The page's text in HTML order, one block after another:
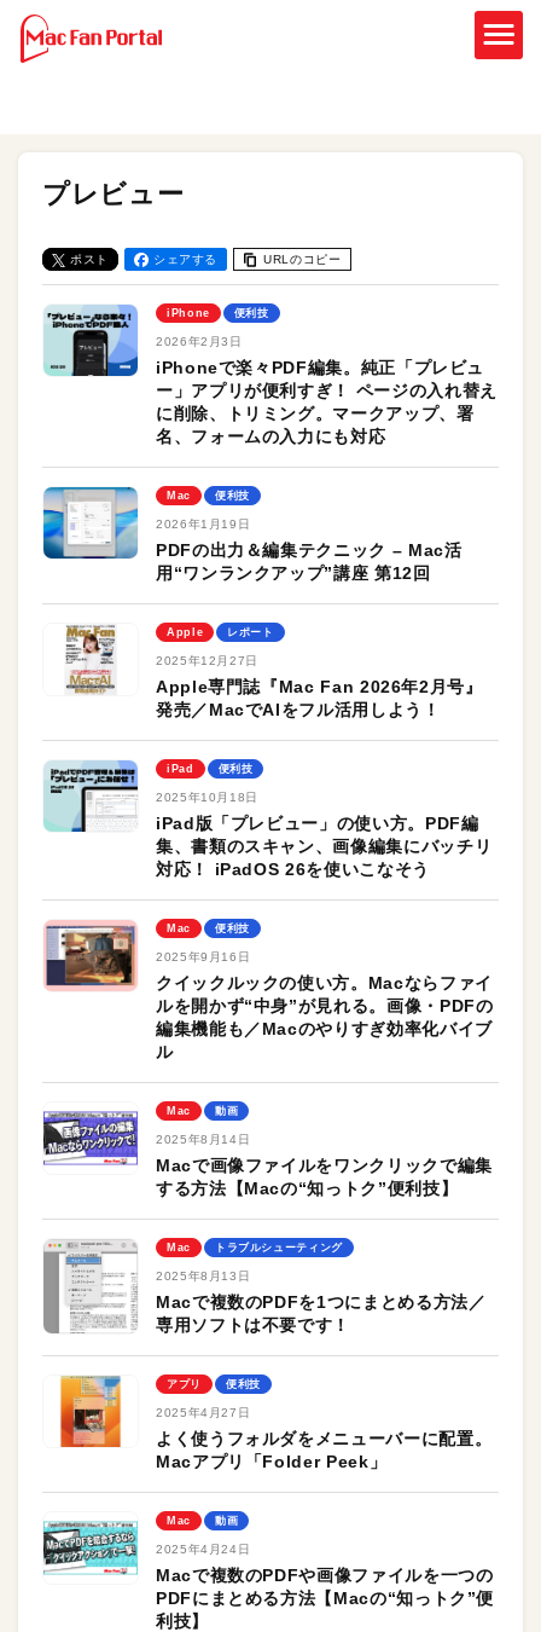
プレビュー
ポスト シェアする URLのコピー
iPhone 便利技
2026年2月3日
iPhoneで楽々PDF編集。純正「プレビュ
ー」アプリが便利すぎ！ ページの入れ替え
に削除、トリミング。マークアップ、署
名、フォームの入力にも対応
Mac 便利技
2026年1月19日
PDFの出力＆編集テクニック – Mac活
用“ワンランクアップ”講座 第12回
Apple レポート
2025年12月27日
Apple専門誌『Mac Fan 2026年2月号』
発売／MacでAIをフル活用しよう！
iPad 便利技
2025年10月18日
iPad版「プレビュー」の使い方。PDF編
集、書類のスキャン、画像編集にバッチリ
対応！ iPadOS 26を使いこなそう
Mac 便利技
2025年9月16日
クイックルックの使い方。Macならファイ
ルを開かず“中身”が見れる。画像・PDFの
編集機能も／Macのやりすぎ効率化バイブ
ル
Mac 動画
2025年8月14日
Macで画像ファイルをワンクリックで編集
する方法【Macの“知っトク”便利技】
Mac トラブルシューティング
2025年8月13日
Macで複数のPDFを1つにまとめる方法／
専用ソフトは不要です！
アプリ 便利技
2025年4月27日
よく使うフォルダをメニューバーに配置。
Macアプリ「Folder Peek」
Mac 動画
2025年4月24日
Macで複数のPDFや画像ファイルを一つの
PDFにまとめる方法【Macの“知っトク”便
利技】